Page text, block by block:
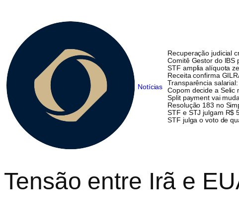
Notícias
Recuperação judicial
Comitê Gestor do IBS
STF amplia alíquota
Receita confirma
Transparência
Copom decide a Selic
Split payment vai
Resolução 183 no
STF e STJ julgam R$
STF julga o voto de
Tensão entre Irã e